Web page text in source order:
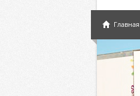
Главная